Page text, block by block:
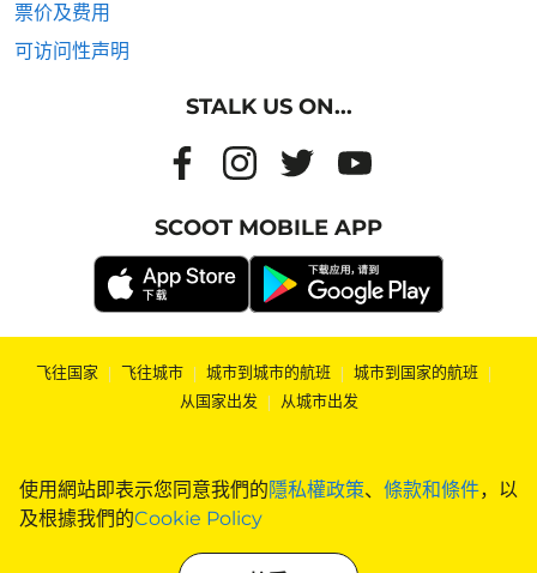
使用網站即表示您同意我們的隱私權政策、 條款和條件，以
及根據我們的Cookie Policy
票价及费用
可访问性声明
STALK US ON...
SCOOT MOBILE APP
飞往国家 | 飞往城市 | 城市到城市的航班 | 城市到国家的航班 |
从国家出发 | 从城市出发